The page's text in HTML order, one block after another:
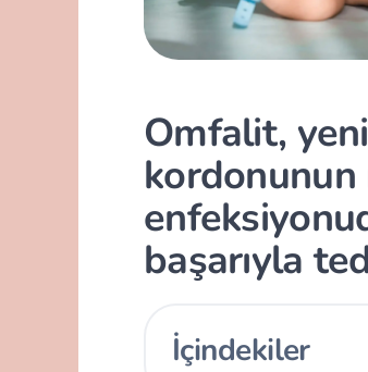
Omfalit,
başarıyla
İçindekiler